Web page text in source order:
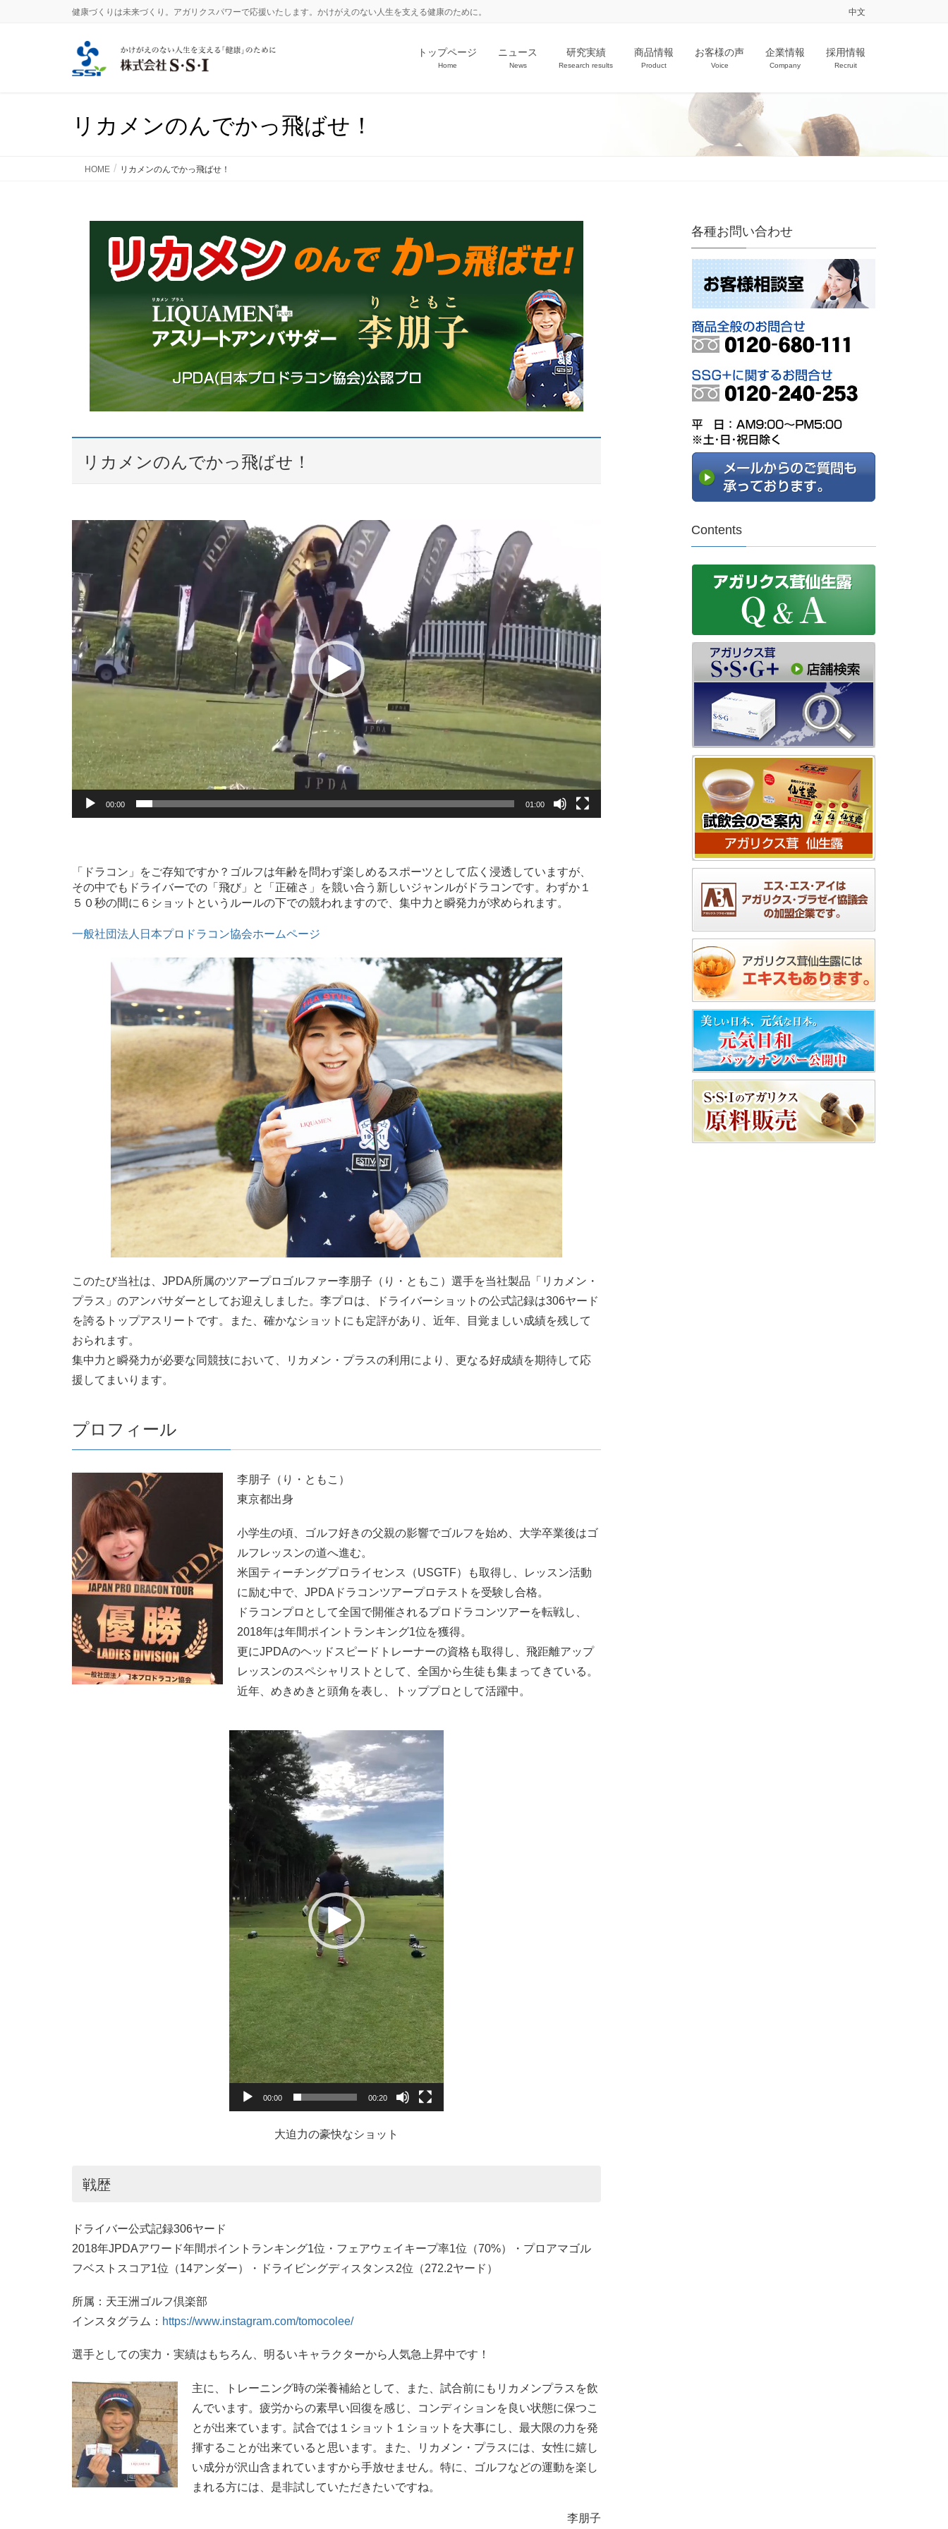
健康づくりは未来づくり。アガリクスパワーで応援いたします。かけがえのない人生を支える健康のために。 中文
トップページ
Home
ニュース
News
研究実績
Research results
商品情報
Product
お客様の声
Voice
企業情報
Company
採用情報
Recruit
リカメンのんでかっ飛ばせ！
HOME リカメンのんでかっ飛ばせ！
リカメンのんでかっ飛ばせ！
画
プ
ー
ヤ
ー
00:00 01:00
「ドラコン」をご存知ですか？ゴルフは年齢を問わず楽しめるスポーツとして広く浸透していますが、
その中でもドライバーでの「飛び」と「正確さ」を競い合う新しいジャンルがドラコンです。わずか１
５０秒の間に６ショットというルールの下での競われますので、集中力と瞬発力が求められます。
一般社団法人日本プロドラコン協会ホームページ
このたび当社は、JPDA所属のツアープロゴルファー李朋子（り・ともこ）選手を当社製品「リカメン・
プラス」のアンバサダーとしてお迎えしました。李プロは、ドライバーショットの公式記録は306ヤード
を誇るトップアスリートです。また、確かなショットにも定評があり、近年、目覚ましい成績を残して
おられます。
集中力と瞬発力が必要な同競技において、リカメン・プラスの利用により、更なる好成績を期待して応
援してまいります。
プロフィール
李朋子（り・ともこ）
東京都出身
小学生の頃、ゴルフ好きの父親の影響でゴルフを始め、大学卒業後はゴ
ルフレッスンの道へ進む。
米国ティーチングプロライセンス（USGTF）も取得し、レッスン活動
に励む中で、JPDAドラコンツアープロテストを受験し合格。
ドラコンプロとして全国で開催されるプロドラコンツアーを転戦し、
2018年は年間ポイントランキング1位を獲得。
更にJPDAのヘッドスピードトレーナーの資格も取得し、飛距離アップ
レッスンのスペシャリストとして、全国から生徒も集まってきている。
近年、めきめきと頭角を表し、トッププロとして活躍中。
動
画
プ
レ
ー
ヤ
00:00 00:20
大迫力の豪快なショット
戦歴
ドライバー公式記録306ヤード
2018年JPDAアワード年間ポイントランキング1位・フェアウェイキープ率1位（70%）・プロアマゴル
フベストスコア1位（14アンダー）・ドライビングディスタンス2位（272.2ヤード）
所属：天王洲ゴルフ倶楽部
インスタグラム： https://www.instagram.com/tomocolee/
選手としての実力・実績はもちろん、明るいキャラクターから人気急上昇中です！
主に、トレーニング時の栄養補給として、また、試合前にもリカメンプラスを飲
んでいます。疲労からの素早い回復を感じ、コンディションを良い状態に保つこ
とが出来ています。試合では１ショット１ショットを大事にし、最大限の力を発
揮することが出来ていると思います。また、リカメン・プラスには、女性に嬉し
い成分が沢山含まれていますから手放せません。特に、ゴルフなどの運動を楽し
まれる方には、是非試していただきたいですね。
李朋子
各種お問い合わせ
Contents